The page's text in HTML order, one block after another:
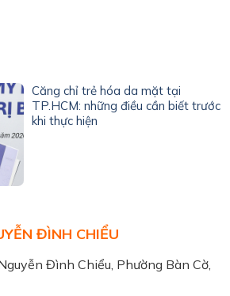
Căng chỉ trẻ hóa da mặt tại
TP.HCM: những điều cần biết trước
khi thực hiện
ĐÌNH CHIỂU
Đình Chiểu, Phường Bàn Cờ,